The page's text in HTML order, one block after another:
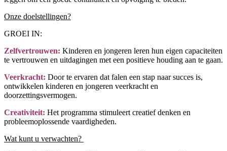
Onze doelstellingen?
GROEI IN:
Zelfvertrouwen: Kinderen en jongeren leren hun eigen capaciteiten
te vertrouwen en uitdagingen met een positieve houding aan te gaan.
Veerkracht: Door te ervaren dat falen een stap naar succes is,
ontwikkelen kinderen en jongeren veerkracht en
doorzettingsvermogen.
Creativiteit: Het programma stimuleert creatief denken en
probleemoplossende vaardigheden.
Wat kunt u verwachten?